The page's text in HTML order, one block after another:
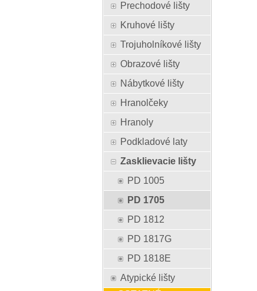
Prechodové lišty
Kruhové lišty
Trojuholníkové lišty
Obrazové lišty
Nábytkové lišty
Hranolčeky
Hranoly
Podkladové laty
Zasklievacie lišty
PD 1005
PD 1705
PD 1812
PD 1817G
PD 1818E
Atypické lišty